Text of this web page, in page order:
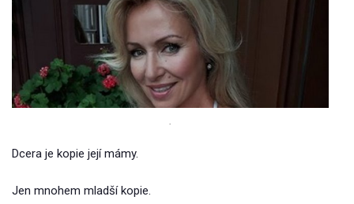
.
Dcera je kopie její mámy.
Jen mnohem mladší kopie.